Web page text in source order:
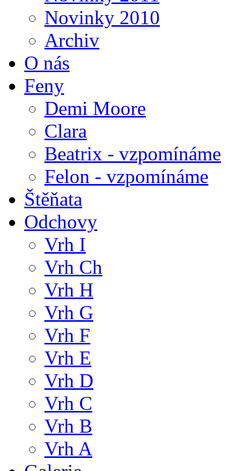
Novinky 2010
Archiv
O nás
Feny
Demi Moore
Clara
Beatrix - vzpomínáme
Felon - vzpomínáme
Štěňata
Odchovy
Vrh I
Vrh Ch
Vrh H
Vrh G
Vrh F
Vrh E
Vrh D
Vrh C
Vrh B
Vrh A